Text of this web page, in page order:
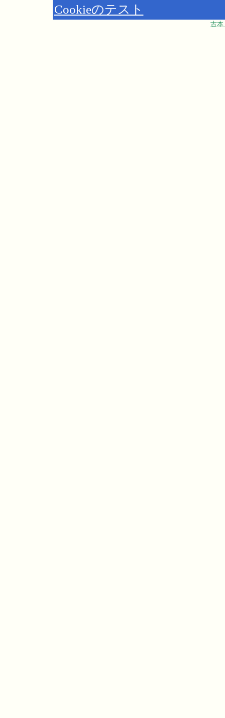
Cookieのテスト
古本